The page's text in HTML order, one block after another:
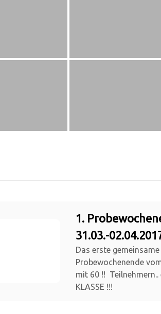
1.
31.03.-
Das erste
Probewochenende
mit 60 !!
KLASSE !!!